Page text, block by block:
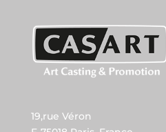
19,rue Véron